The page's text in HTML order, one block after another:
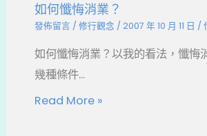
如何懺悔消業？
發佈留言 / 修行觀念 / 2007 年 10 月 11 日 /
如何懺悔消業？以我的看法，懺悔
幾種條件...
Read More »